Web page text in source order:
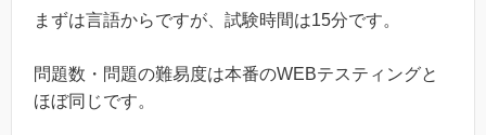
まずは言語からですが、試験時間は15分です。
問題数・問題の難易度は本番のWEBテスティングと
ほぼ同じです。